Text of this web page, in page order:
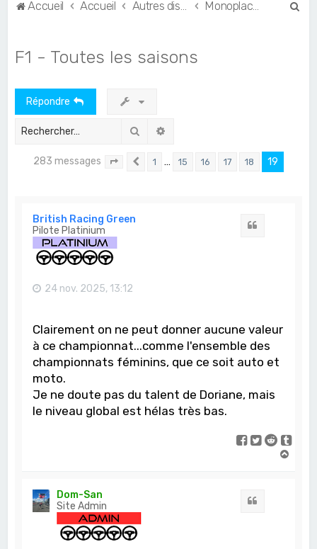
Accueil Accueil
F1 - Toutes les saisons
Répondre
Rechercher
283 messages Page 19sur 19
Précédent
1 … 15 16 17 18 19
British Racing Green
Pilote Platinium
24 nov. 2025, 13:12
Clairement on ne peut donner aucune valeur
à ce championnat...comme l'ensemble des
championnats féminins, que ce soit auto et
moto.
Je ne doute pas du talent de Doriane, mais
le niveau global est hélas très bas.
Dom-San
Site Admin